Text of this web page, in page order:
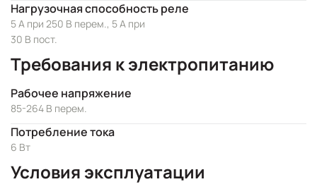
Нагрузочная способность реле
5 А при 250 В перем., 5 А при
30 В пост.
Требования к электропитанию
Рабочее напряжение
85-264 В перем.
Потребление тока
6 Вт
Условия эксплуатации